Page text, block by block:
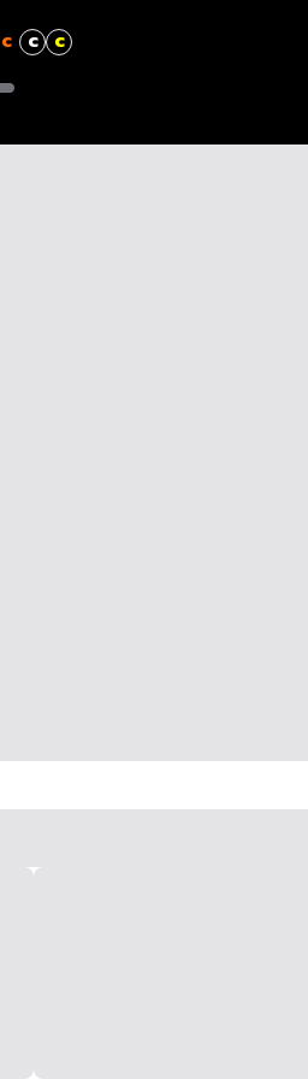
c c c